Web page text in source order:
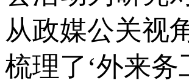
从政媒公关视
梳理了‘外来务